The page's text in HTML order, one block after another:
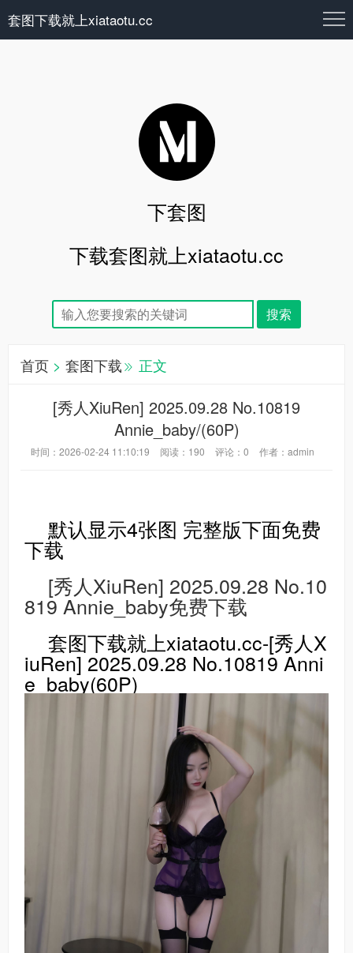
套图下载就上xiataotu.cc
下套图
下载套图就上xiataotu.cc
首页 > 套图下载 正文
[秀人XiuRen] 2025.09.28 No.10819
Annie_baby/(60P)
时间：2026-02-24 11:10:19 阅读： 190 评论： 0 作者：admin
默认显示4张图 完整版下面免费
下载
[秀人XiuRen] 2025.09.28 No.10
819 Annie_baby免费下载
套图下载就上xiataotu.cc-[秀人X
iuRen] 2025.09.28 No.10819 Anni
e_baby(60P)